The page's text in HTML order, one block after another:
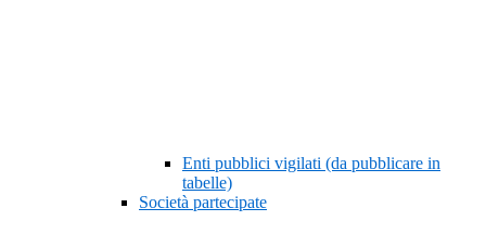
Enti pubblici vigilati (da pubblicare in
tabelle)
Società partecipate